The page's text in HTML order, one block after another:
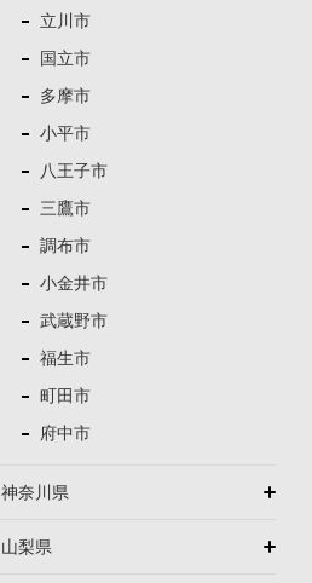
立川市
国立市
多摩市
小平市
八王子市
三鷹市
調布市
小金井市
武蔵野市
福生市
町田市
府中市
神奈川県
山梨県